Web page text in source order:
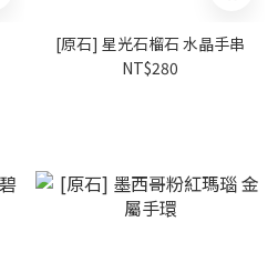
[原石] 星光石榴石 水晶手串
NT$280